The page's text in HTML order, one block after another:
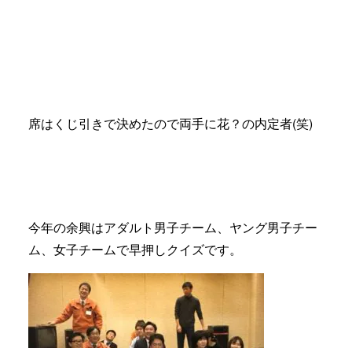
席はくじ引きで決めたので両手に花？の内定者(笑)
今年の余興はアダルト男子チーム、ヤング男子チー
ム、女子チームで早押しクイズです。